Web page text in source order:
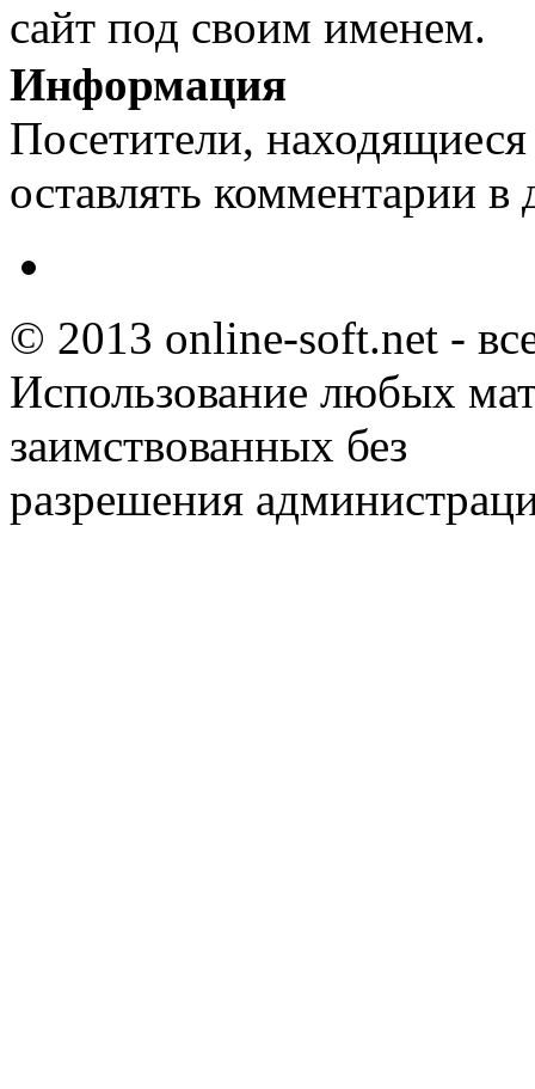
сайт под своим именем.
Информация
Посетители,
оставлять комментарии в
© 2013 online-soft.net -
Использование любых
заимствованных без
разрешения